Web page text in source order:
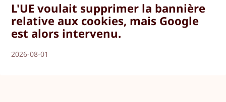
L'UE voulait supprimer la bannière
relative aux cookies, mais Google
est alors intervenu.
2026-08-01